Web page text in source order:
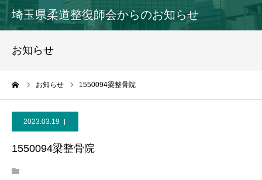
埼玉県柔道整復師会からのお知らせ
お知らせ
お知らせ 1550094梁整骨院
2023.03.19
1550094梁整骨院
接骨院・整骨院検索